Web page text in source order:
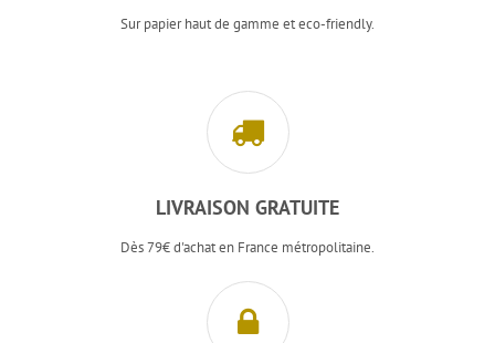
Sur papier haut de gamme et eco-friendly.
LIVRAISON GRATUITE
Dès 79€ d'achat en France métropolitaine.